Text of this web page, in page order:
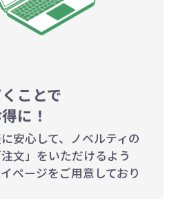
ィスカウントの計算は
法によって異なります
了承ください。
満（1式：18,000円）
個の場合：42円（1個
個の場合：35円（1個
ことで
に！
安心して、ノベルティの
文」をいただけるよう
ページをご用意しており